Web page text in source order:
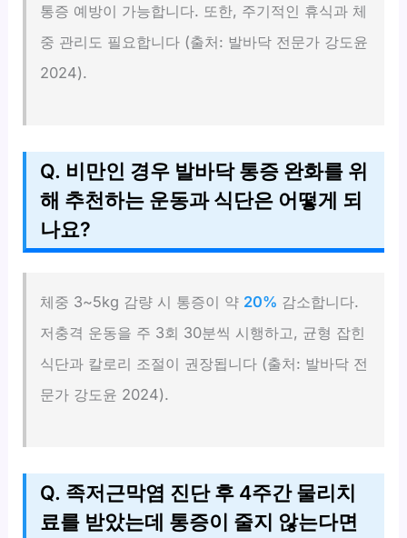
통증 예방이 가능합니다. 또한, 주기적인 휴식과 체
중 관리도 필요합니다 (출처: 발바닥 전문가 강도윤
2024).
Q. 비만인 경우 발바닥 통증 완화를 위
해 추천하는 운동과 식단은 어떻게 되
나요?
체중 3~5kg 감량 시 통증이 약 20% 감소합니다.
저충격 운동을 주 3회 30분씩 시행하고, 균형 잡힌
식단과 칼로리 조절이 권장됩니다 (출처: 발바닥 전
문가 강도윤 2024).
Q. 족저근막염 진단 후 4주간 물리치
료를 받았는데 통증이 줄지 않는다면